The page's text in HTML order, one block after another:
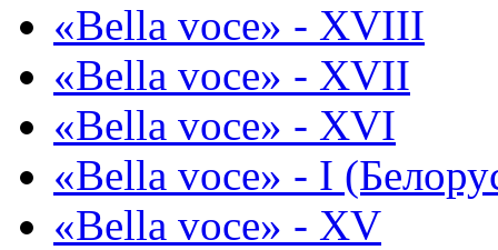
«Bella voce» - XVIII
«Bella voce» - XVII
«Bella voce» - XVI
«Bella voce» - I
«Bella voce» - XV